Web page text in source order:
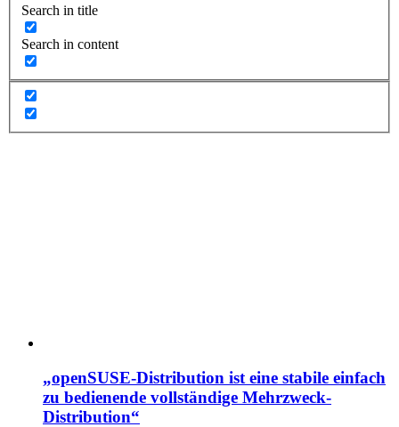
Search in title
Search in content
„openSUSE-Distribution ist eine stabile einfach
zu bedienende vollständige Mehrzweck-
Distribution“